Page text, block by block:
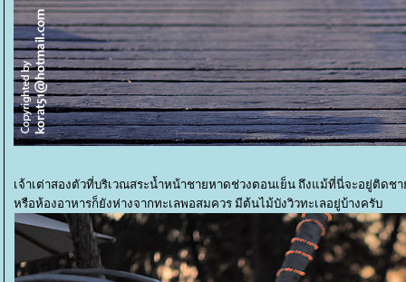
เจ้าเต่าสองตัวที่บริเวณสระน้ำหน้าชายหาดช่วงตอนเย็น ถึงแม้ที่นี่จะอยู่ติดช
หรือห้องอาหารก็ยังห่างจากทะเลพอสมควร มีต้นไม้บังวิวทะเลอยู่บ้างครับ